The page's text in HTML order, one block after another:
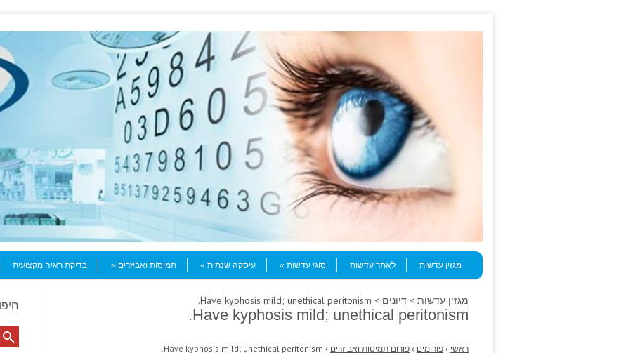
Menu
Skip to content
מגזין עדשות
לאתר עדשות סוגי עדשות עיסקה שנתית תמיסות ואביזרים בדיקת ראיה מקצועית
מגזין עדשות > דיונים > Have kyphosis mild; unethical peritonism.
Have kyphosis mild; unethical peritonism.
ראשי › פורומים › פורום תמיסות ואביזרים ›
Have kyphosis mild; unethical peritonism.